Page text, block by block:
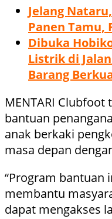
Jelang
Panen Tamu,
Dibuka
Listrik di
Barang
MENTARI
bantuan
anak berkaki
masa depan
“Program bantuan
membantu
dapat mengakses